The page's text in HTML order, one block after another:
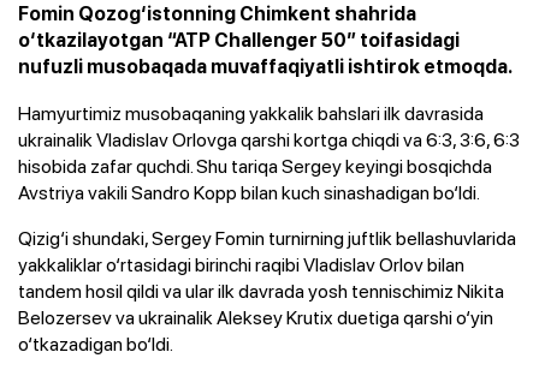
Fomin Qozog‘istonning Chimkent shahrida
o‘tkazilayotgan “ATP Challenger 50” toifasidagi
nufuzli musobaqada muvaffaqiyatli ishtirok etmoqda.
Hamyurtimiz musobaqaning yakkalik bahslari ilk davrasida
ukrainalik Vladislav Orlovga qarshi kortga chiqdi va 6:3, 3:6, 6:3
hisobida zafar quchdi. Shu tariqa Sergey keyingi bosqichda
Avstriya vakili Sandro Kopp bilan kuch sinashadigan bo‘ldi.
Qizig‘i shundaki, Sergey Fomin turnirning juftlik bellashuvlarida
yakkaliklar o‘rtasidagi birinchi raqibi Vladislav Orlov bilan
tandem hosil qildi va ular ilk davrada yosh tennischimiz Nikita
Belozersev va ukrainalik Aleksey Krutix duetiga qarshi o‘yin
o‘tkazadigan bo‘ldi.